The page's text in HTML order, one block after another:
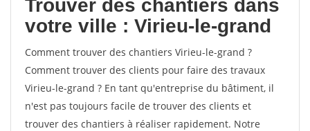
Trouver des chantiers dans
votre ville : Virieu-le-grand
Comment trouver des chantiers Virieu-le-grand ?
Comment trouver des clients pour faire des travaux
Virieu-le-grand ? En tant qu'entreprise du bâtiment, il
n'est pas toujours facile de trouver des clients et
trouver des chantiers à réaliser rapidement. Notre